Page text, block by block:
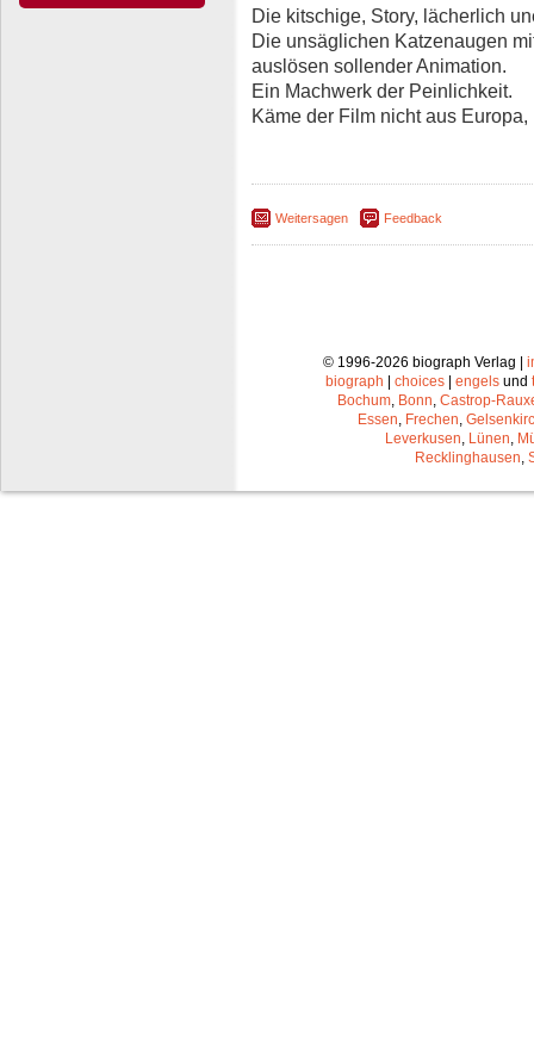
Die kitschige, Story, lächerlich
Die unsäglichen Katzenaugen
auslösen sollender Animation.
Ein Machwerk der Peinlichkeit.
Käme der Film nicht aus
Weitersagen Feedback
© 1996-2026 biograph Verlag |
biograph
choices engels und
Bochum, Bonn, Castrop-
Essen, Frechen,
Leverkusen, Lünen,
Recklinghausen,